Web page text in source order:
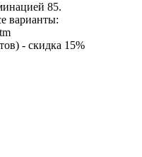
85.
варианты:
- скидка 15%